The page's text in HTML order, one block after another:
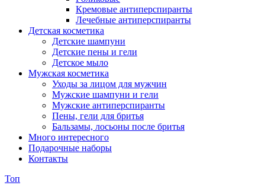
Кремовые антиперспиранты
Лечебные антиперспиранты
Детская косметика
Детские шампуни
Детские пены и гели
Детское мыло
Мужская косметика
Уходы за лицом для мужчин
Мужские шампуни и гели
Мужские антиперспиранты
Пены, гели для бритья
Бальзамы, лосьоны после бритья
Много интересного
Подарочные наборы
Контакты
Топ